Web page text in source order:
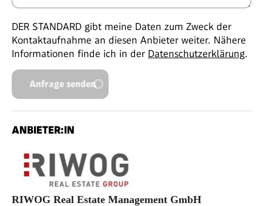
DER STANDARD gibt meine Daten zum Zweck der
Kontaktaufnahme an diesen Anbieter weiter. Nähere
Informationen finde ich in der Datenschutzerklärung.
Anfrage senden
ANBIETER:IN
RIWOG Real Estate Management GmbH